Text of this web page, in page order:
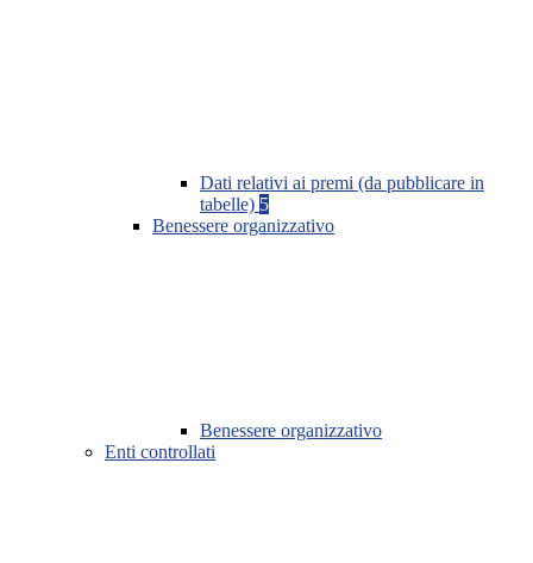
Dati relativi ai premi (da pubblicare in
tabelle) 5
Benessere organizzativo
Benessere organizzativo
Enti controllati